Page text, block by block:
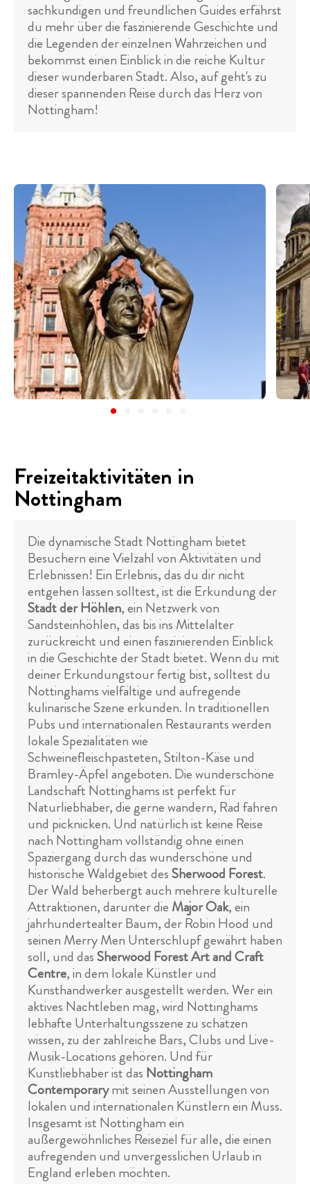
sachkundigen und freundlichen Guides erfährst
du mehr über die faszinierende Geschichte und
die Legenden der einzelnen Wahrzeichen und
bekommst einen Einblick in die reiche Kultur
dieser wunderbaren Stadt. Also, auf geht's zu
dieser spannenden Reise durch das Herz von
Nottingham!
Freizeitaktivitäten in
Nottingham
Die dynamische Stadt Nottingham bietet
Besuchern eine Vielzahl von Aktivitäten und
Erlebnissen! Ein Erlebnis, das du dir nicht
entgehen lassen solltest, ist die Erkundung der
Stadt der Höhlen, ein Netzwerk von
Sandsteinhöhlen, das bis ins Mittelalter
zurückreicht und einen faszinierenden Einblick
in die Geschichte der Stadt bietet. Wenn du mit
deiner Erkundungstour fertig bist, solltest du
Nottinghams vielfältige und aufregende
kulinarische Szene erkunden. In traditionellen
Pubs und internationalen Restaurants werden
lokale Spezialitäten wie
Schweinefleischpasteten, Stilton-Käse und
Bramley-Äpfel angeboten. Die wunderschöne
Landschaft Nottinghams ist perfekt für
Naturliebhaber, die gerne wandern, Rad fahren
und picknicken. Und natürlich ist keine Reise
nach Nottingham vollständig ohne einen
Spaziergang durch das wunderschöne und
historische Waldgebiet desSherwood Forest.
Der Wald beherbergt auch mehrere kulturelle
Attraktionen, darunter die Major Oak, ein
jahrhundertealter Baum, der Robin Hood und
seinen Merry Men Unterschlupf gewährt haben
soll, und dasSherwood Forest Art and Craft
Centre, in dem lokale Künstler und
Kunsthandwerker ausgestellt werden. Wer ein
aktives Nachtleben mag, wird Nottinghams
lebhafte Unterhaltungsszene zu schätzen
wissen, zu der zahlreiche Bars, Clubs und Live-
Musik-Locations gehören. Und für
Kunstliebhaber ist das Nottingham
Contemporarymit seinen Ausstellungen von
lokalen und internationalen Künstlern ein Muss.
Insgesamt ist Nottingham ein
außergewöhnliches Reiseziel für alle, die einen
aufregenden und unvergesslichen Urlaub in
England erleben möchten.